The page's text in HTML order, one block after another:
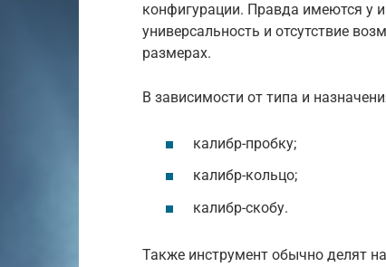
конфигурации. Правда имеются у
универсальность и отсутствие
размерах.
В зависимости от типа и
калибр-пробку;
калибр-кольцо;
калибр-скобу.
Также инструмент обычно делят